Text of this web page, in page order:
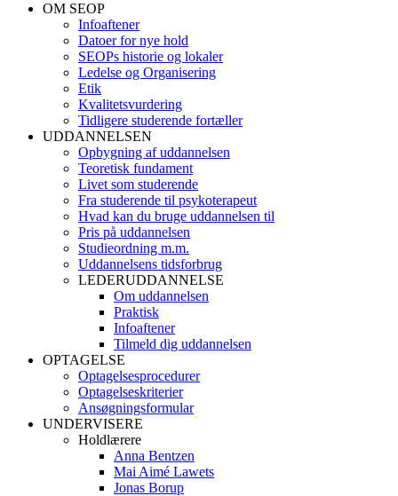
OM SEOP
Infoaftener
Datoer for nye hold
SEOPs historie og lokaler
Ledelse og Organisering
Etik
Kvalitetsvurdering
Tidligere studerende fortæller
UDDANNELSEN
Opbygning af uddannelsen
Teoretisk fundament
Livet som studerende
Fra studerende til psykoterapeut
Hvad kan du bruge uddannelsen til
Pris på uddannelsen
Studieordning m.m.
Uddannelsens tidsforbrug
LEDERUDDANNELSE
Om uddannelsen
Praktisk
Infoaftener
Tilmeld dig uddannelsen
OPTAGELSE
Optagelsesprocedurer
Optagelseskriterier
Ansøgningsformular
UNDERVISERE
Holdlærere
Anna Bentzen
Mai Aimé Lawets
Jonas Borup